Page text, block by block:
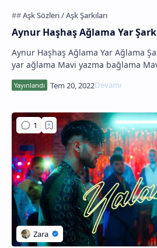
Aynur Haşhaş Ağlama Yar
Aynur Haşhaş Ağlama Yar Ağlama
yar ağlama Mavi yazma bağlama
Yüreğimi dağlama Elmada al olaydın